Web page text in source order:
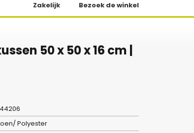
Zakelijk Bezoek de winkel
50 x 50 x 16 cm |
Polyester